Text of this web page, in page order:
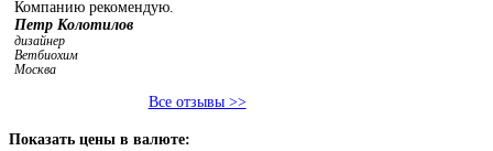
Компанию рекомендую.
Петр Колотилов
дизайнер
Ветбиохим
Москва
Все отзывы >>
Показать цены в валюте: